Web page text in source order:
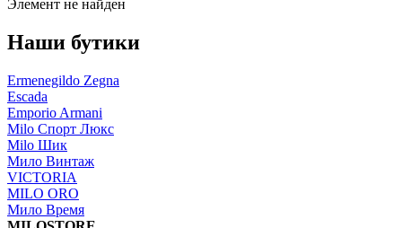
Элемент не найден
Наши бутики
Ermenegildo Zegna
Escada
Emporio Armani
Milo Спорт Люкс
Milo Шик
Мило Винтаж
VICTORIA
MILO ORO
Мило Время